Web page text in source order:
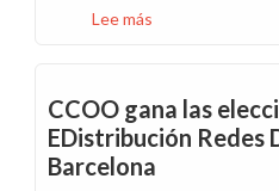
Lee más
traspaso
de
127
trabajadores
CCOO gana las
EDistribución Redes
Barcelona